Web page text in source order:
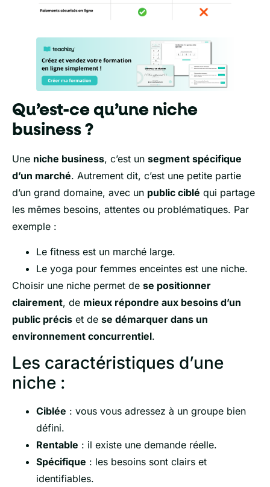
Qu’est-ce qu’une niche
business ?
Une niche business, c’est un segment spécifique
d’un marché. Autrement dit, c’est une petite partie
d’un grand domaine, avec un public ciblé qui partage
les mêmes besoins, attentes ou problématiques. Par
exemple :
Le fitness est un marché large.
Le yoga pour femmes enceintes est une niche.
Choisir une niche permet de se positionner
clairement, de mieux répondre aux besoins d’un
public précis et de se démarquer dans un
environnement concurrentiel.
Les caractéristiques d’une
niche :
Ciblée : vous vous adressez à un groupe bien
défini.
Rentable : il existe une demande réelle.
Spécifique : les besoins sont clairs et
identifiables.